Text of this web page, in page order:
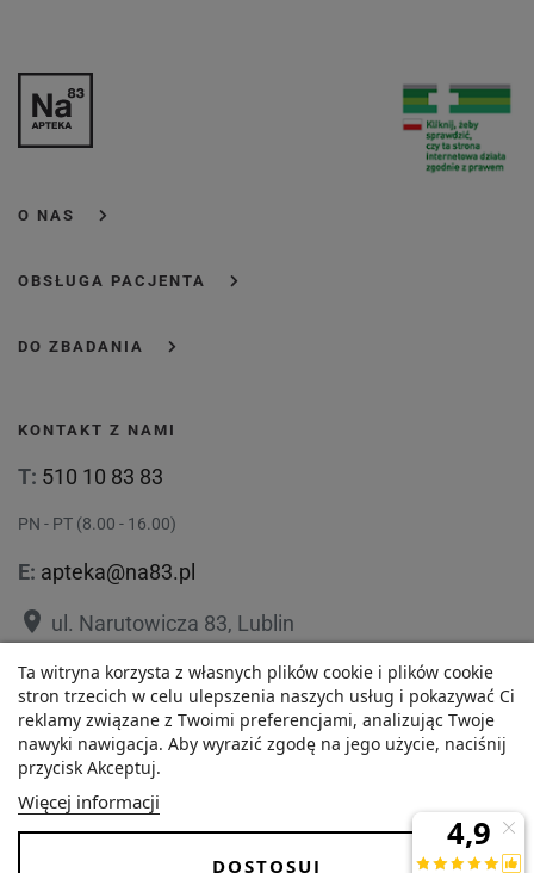
21,58 zł
- +
O NAS
OBSŁUGA PACJENTA
DO ZBADANIA
KONTAKT Z NAMI
T: 510 10 83 83
PN - PT (8.00 - 16.00)
E: apteka@na83.pl
place ul. Narutowicza 83, Lublin
placeul. 1 Maja 36, Lublin
Ta witryna korzysta z własnych plików cookie i plików cookie
stron trzecich w celu ulepszenia naszych usług i pokazywać Ci
reklamy związane z Twoimi preferencjami, analizując Twoje
nawyki nawigacja. Aby wyrazić zgodę na jego użycie, naciśnij
przycisk Akceptuj.
Więcej informacji
DOSTOSUJ
O nas Zezwolenie